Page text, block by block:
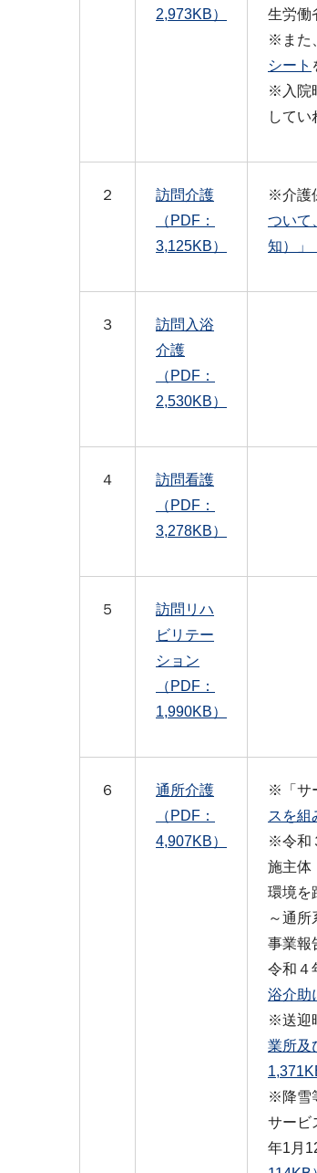
2,973KB）
生労働
※また
シート
※入院
してい
２
訪問介護
（PDF：
3,125KB）
※介護
ついて
知）」
３
訪問入浴
介護
（PDF：
2,530KB）
４
訪問看護
（PDF：
3,278KB）
５
訪問リハ
ビリテー
ション
（PDF：
1,990KB）
６
通所介護
（PDF：
4,907KB）
※「サ
スを組
※令和
施主体
環境を
～通
事業報
令和４
浴介助
※送迎
業所及
※降雪
サービ
年1月